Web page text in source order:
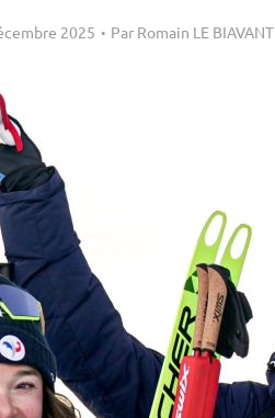
2025 Par Romain LE BIAVANT